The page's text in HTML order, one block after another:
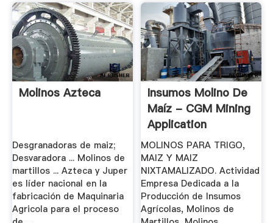
Molinos Azteca
Desgranadoras de maiz;
Desvaradora ... Molinos de
martillos ... Azteca y Juper
es líder nacional en la
fabricación de Maquinaria
Agricola para el proceso
Insumos Molino De
Maíz - CGM Mining
Application
MOLINOS PARA TRIGO,
MAIZ Y MAIZ
NIXTAMALIZADO. Actividad
Empresa Dedicada a la
Producción de Insumos
Agrícolas, Molinos de